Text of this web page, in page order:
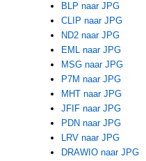
BLP naar JPG
CLIP naar JPG
ND2 naar JPG
EML naar JPG
MSG naar JPG
P7M naar JPG
MHT naar JPG
JFIF naar JPG
PDN naar JPG
LRV naar JPG
DRAWIO naar JPG